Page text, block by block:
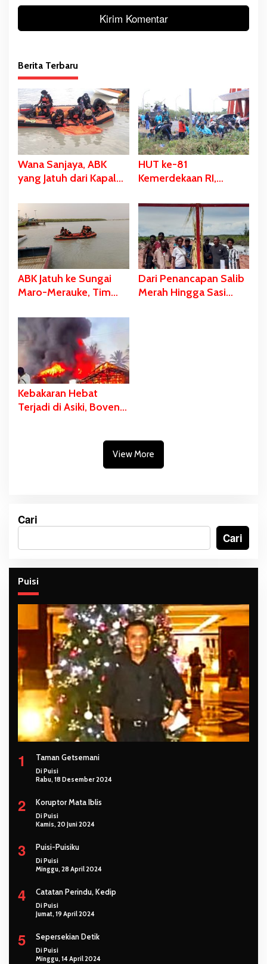
Berita Terbaru
Wana Sanjaya, ABK
yang Jatuh dari Kapal
Kondisi Meninggal
Dunia
HUT ke-81
Kemerdekaan RI,
Dijadikan Tempat
Pengibaran Bendera
Merah Putih
ABK Jatuh ke Sungai
Maro-Merauke, Tim
Pencarian
Dari Penancapan Salib
Merah Hingga Sasi
Kebakaran Hebat
Terjadi di Asiki, Boven
View More
Cari
Cari
Puisi
1 Taman Getsemani
Di Puisi
Rabu, 18 Desember 2024
2 Koruptor Mata Iblis
Di Puisi
Kamis, 20 Juni 2024
3 Puisi-Puisiku
Di Puisi
Minggu, 28 April 2024
4 Catatan Perindu, Kedip
Di Puisi
Jumat, 19 April 2024
5 Sepersekian Detik
Di Puisi
Minggu, 14 April 2024